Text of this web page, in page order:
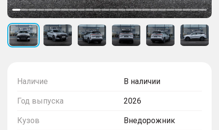
Наличие В наличии
Год выпуска 2026
Кузов Внедорожник